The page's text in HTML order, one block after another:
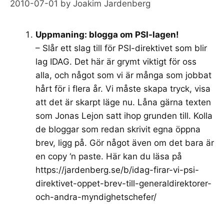
2010-07-01 by Joakim Jardenberg
Uppmaning: blogga om PSI-lagen!
– Slår ett slag till för PSI-direktivet som blir
lag IDAG. Det här är grymt viktigt för oss
alla, och något som vi är många som jobbat
hårt för i flera år. Vi måste skapa tryck, visa
att det är skarpt läge nu. Låna gärna texten
som Jonas Lejon satt ihop grunden till. Kolla
de bloggar som redan skrivit egna öppna
brev, ligg på. Gör något även om det bara är
en copy ‘n paste. Här kan du läsa på
https://jardenberg.se/b/idag-firar-vi-psi-
direktivet-oppet-brev-till-generaldirektorer-
och-andra-myndighetschefer/